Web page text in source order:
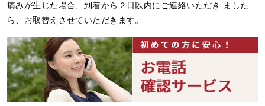
痛みが生じた場合、到着から２日以内にご連絡いただき ました
ら、お取替えさせていただきます。